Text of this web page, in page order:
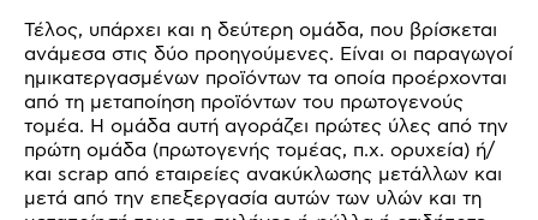
Τέλος, υπάρχει και η δεύτερη ομάδα, που βρίσκεται
ανάμεσα στις δύο προηγούμενες. Είναι οι παραγωγοί
ημικατεργασμένων προϊόντων τα οποία προέρχονται
από τη μεταποίηση προϊόντων του πρωτογενούς
τομέα. Η ομάδα αυτή αγοράζει πρώτες ύλες από την
πρώτη ομάδα (πρωτογενής τομέας, π.χ. ορυχεία) ή/
και scrap από εταιρείες ανακύκλωσης μετάλλων και
μετά από την επεξεργασία αυτών των υλών και τη